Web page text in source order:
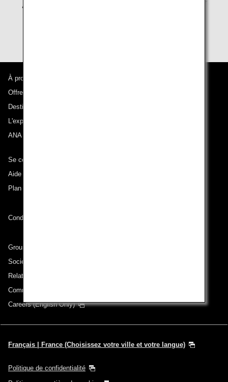
À propos d'ANA
Offres et annonces
Destinations desservies
L'expérience ANA
ANA Mileage Club
Se connecter à ANA
Aide technique (Accessibilité)
Plan du site
Conditions de transport
Groupe ANA
Sociétés du groupe
Relations avec les investisseurs
Communiqué de presse
Careers (English Only)
Français | France (Choisissez votre ville et votre langue)
Politique de confidentialité